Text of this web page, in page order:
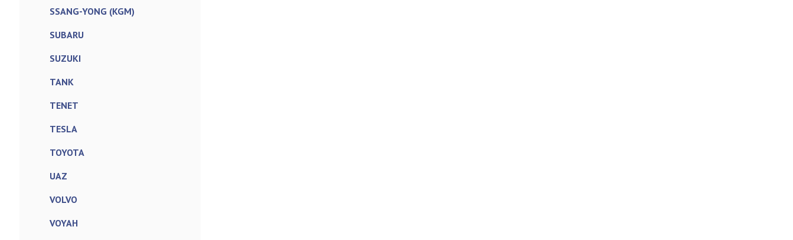
SSANG-YONG (KGM)
SUBARU
SUZUKI
TANK
TENET
TESLA
TOYOTA
UAZ
VOLVO
VOYAH